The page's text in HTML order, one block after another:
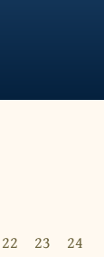
22 23 24